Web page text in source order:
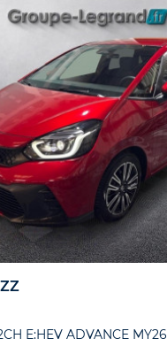
E:HEV ADVANCE MY26